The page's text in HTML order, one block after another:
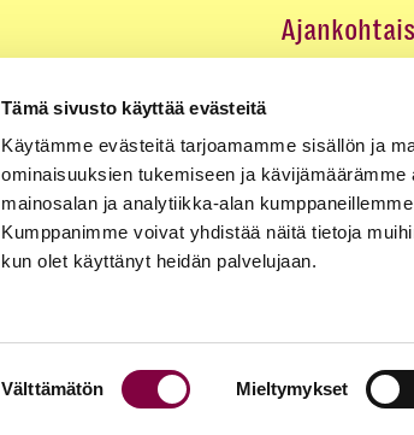
Tämä sivusto käyttää evästeitä
Käytämme evästeitä tarjoamamme sisällön ja
ominaisuuksien tukemiseen ja
mainosalan ja analytiikka-alan
Kumppanimme voivat yhdistää näitä tietoja
kun olet käyttänyt heidän palvelujaan.
Välttämätön Mieltymykset
Palaute Yhteystiedot